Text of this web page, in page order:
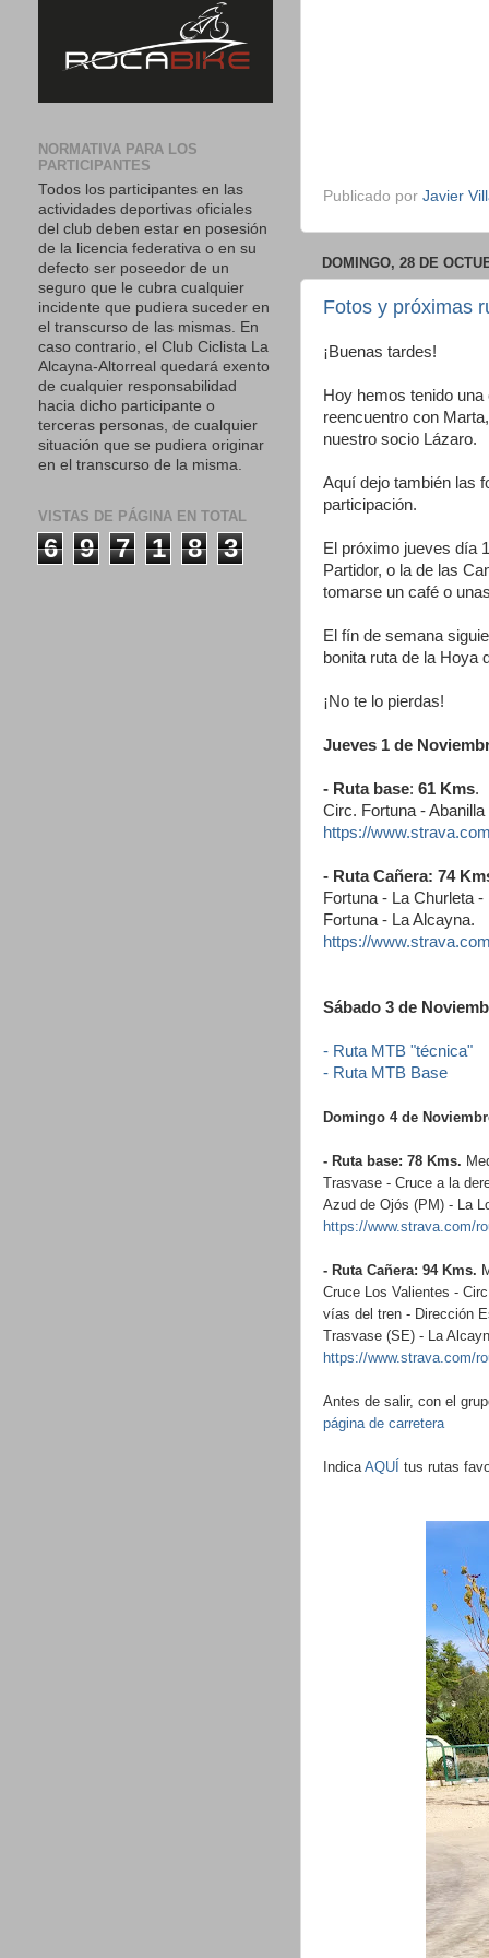
Publicado por Javier
DOMINGO, 28 DE
Fotos y próximas
¡Buenas tardes!
Hoy hemos tenido
reencuentro con
nuestro socio Lázaro.
Aquí dejo también las
participación.
El próximo jueves día
Partidor, o la de las
tomarse un café o
El fín de semana
bonita ruta de la Hoya
¡No te lo pierdas!
Jueves 1 de
- Ruta base: 61 Kms.
Circ. Fortuna -
https://
- Ruta Cañera: 74
Fortuna - La Churleta
Fortuna - La Alcayna.
https://
Sábado 3 de
- Ruta MTB "técnica"
- Ruta MTB Base
Domingo 4 de
- Ruta base: 78 Kms.
Trasvase - Cruce a la
Azud de Ojós (PM) - La
https://www.strava.com/
- Ruta Cañera: 94Kms.
Cruce Los Valientes -
vías del tren - Dirección
Trasvase (SE) - La
https://www.strava.com/
Antes de salir, con el
página de carretera
IndicaAQUÍ tus rutas
NORMATIVA PARA LOS
PARTICIPANTES
Todos los participantes en las
actividades deportivas oficiales
del club deben estar en posesión
de la licencia federativa o en su
defecto ser poseedor de un
seguro que le cubra cualquier
incidente que pudiera suceder en
el transcurso de las mismas. En
caso contrario, el Club Ciclista La
Alcayna-Altorreal quedará exento
de cualquier responsabilidad
hacia dicho participante o
terceras personas, de cualquier
situación que se pudiera originar
en el transcurso de la misma.
VISTAS DE PÁGINA EN TOTAL
6 9 7 1 8 3